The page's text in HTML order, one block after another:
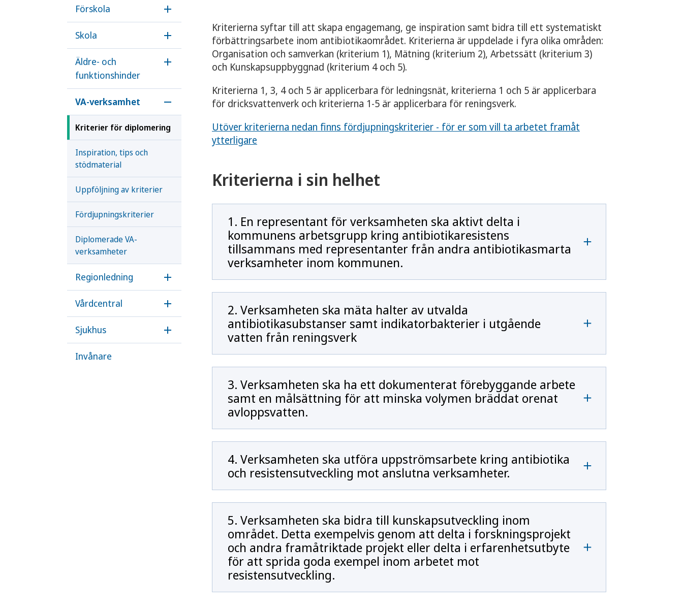
Förskola
Öppna undermeny för Förskola
Skola
Öppna undermeny för Skola
Äldre- och
funktionshinder
Öppna undermeny för Äldre- och funktionshinder
VA-verksamhet Öppna undermeny för VA-verksamhet
Kriterier för diplomering
Inspiration, tips och
stödmaterial
Uppföljning av kriterier
Fördjupningskriterier
Diplomerade VA-
verksamheter
Regionledning
Öppna undermeny för Regionledning
Vårdcentral
Öppna undermeny för Vårdcentral
Sjukhus
Öppna undermeny för Sjukhus
Invånare
Kriterierna syftar till att skapa engagemang, ge inspiration samt bidra till ett systematiskt
förbättringsarbete inom antibiotikaområdet. Kriterierna är uppdelade i fyra olika områden:
Organisation och samverkan (kriterium 1), Mätning (kriterium 2), Arbetssätt (kriterium 3)
och Kunskapsuppbyggnad (kriterium 4 och 5).
Kriterierna 1, 3, 4 och 5 är applicerbara för ledningsnät, kriterierna 1 och 5 är applicerbara
för dricksvattenverk och kriterierna 1-5 är applicerbara för reningsverk.
Utöver kriterierna nedan finns fördjupningskriterier - för er som vill ta arbetet framåt
ytterligare
Kriterierna i sin helhet
1. En representant för verksamheten ska aktivt delta i
kommunens arbetsgrupp kring antibiotikaresistens
tillsammans med representanter från andra antibiotikasmarta
verksamheter inom kommunen.
2. Verksamheten ska mäta halter av utvalda
antibiotikasubstanser samt indikatorbakterier i utgående
vatten från reningsverk
3. Verksamheten ska ha ett dokumenterat förebyggande arbete
samt en målsättning för att minska volymen bräddat orenat
avloppsvatten.
4. Verksamheten ska utföra uppströmsarbete kring antibiotika
och resistensutveckling mot anslutna verksamheter.
5. Verksamheten ska bidra till kunskapsutveckling inom
området. Detta exempelvis genom att delta i forskningsprojekt
och andra framåtriktade projekt eller delta i erfarenhetsutbyte
för att sprida goda exempel inom arbetet mot
resistensutveckling.